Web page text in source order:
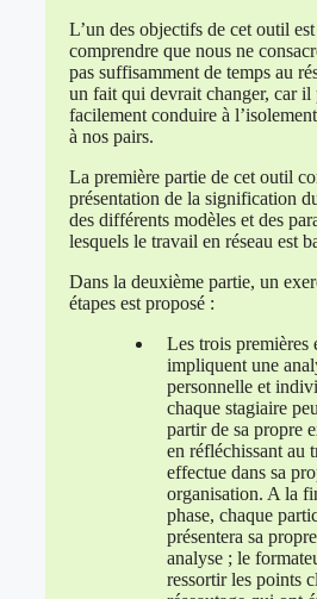
L’un des objectifs de cet outil
comprendre que nous ne
pas suffisamment de temps au
un fait qui devrait changer, car il
facilement conduire à
à nos pairs.
La première partie de cet outil
présentation de la signification
des différents modèles et des
lesquels le travail en réseau est
Dans la deuxième partie, un
étapes est proposé :
Les trois premières
impliquent une
personnelle et
chaque stagiaire
partir de sa propre
en réfléchissant au
effectue dans sa
organisation. A la
phase, chaque
présentera sa
analyse ; le
ressortir les points